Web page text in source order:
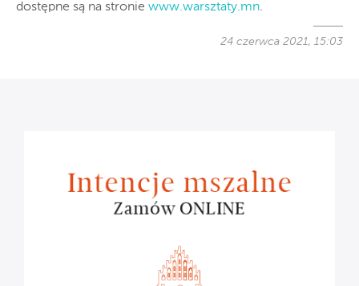
dostępne są na stronie www.warsztaty.mn.
24 czerwca 2021, 15:03